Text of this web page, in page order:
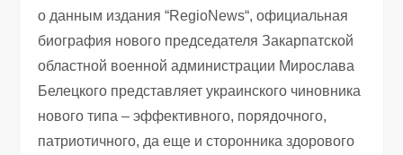
о данным издания “RegioNews“, официальная
биография нового председателя Закарпатской
областной военной администрации Мирослава
Белецкого представляет украинского чиновника
нового типа – эффективного, порядочного,
патриотичного, да еще и сторонника здорового